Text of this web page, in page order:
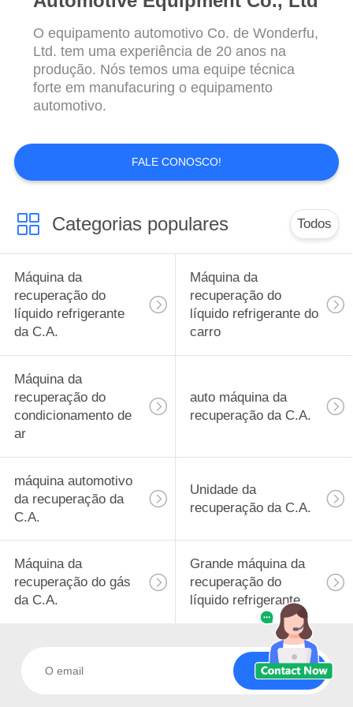
PRIVACY
POLICY
O equipamento automotivo Co. de Wonderfu,
Ltd. tem uma experiência de 20 anos na
produção. Nós temos uma equipe técnica
forte em manufacuring o equipamento
automotivo.
FALE CONOSCO!
Categorias populares Todos
Máquina da
recuperação do
líquido refrigerante
da C.A.
Máquina da
recuperação do
líquido refrigerante do
carro
Máquina da
recuperação do
condicionamento de
ar
auto máquina da
recuperação da C.A.
máquina automotivo
da recuperação da
C.A.
Unidade da
recuperação da C.A.
Máquina da
recuperação do gás
da C.A.
Grande máquina da
recuperação do
líquido refrigerante
Subscreva